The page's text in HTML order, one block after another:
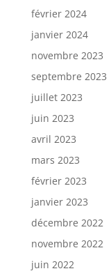
février 2024
janvier 2024
novembre 2023
septembre 2023
juillet 2023
juin 2023
avril 2023
mars 2023
février 2023
janvier 2023
décembre 2022
novembre 2022
juin 2022